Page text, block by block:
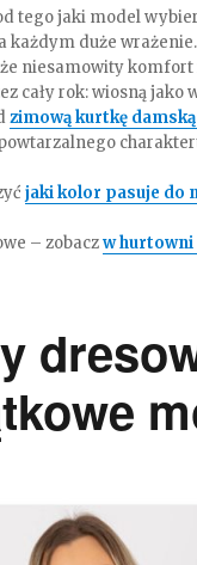
tego jaki model
każdym duże
niesamowity komfort
cały rok: wiosną
zimową kurtkę damską
jaki kolor pasuje do
– zobaczw hurtowni